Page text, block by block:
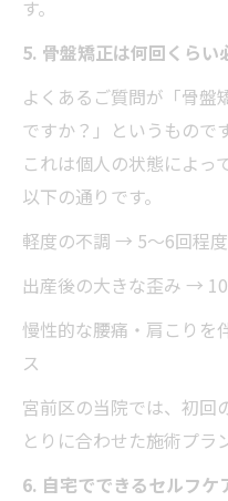
す。
5. 骨盤矯正は何回くらい
よくあるご質問が「骨盤
ですか？」というものです
これは個人の状態によっ
以下の通りです。
軽度の不調 → 5〜6回程度
出産後の大きな歪み →
慢性的な腰痛・肩こり
ス
宮前区の当院では、初回
とりに合わせた施術プラ
6. 自宅でできるセルフケ